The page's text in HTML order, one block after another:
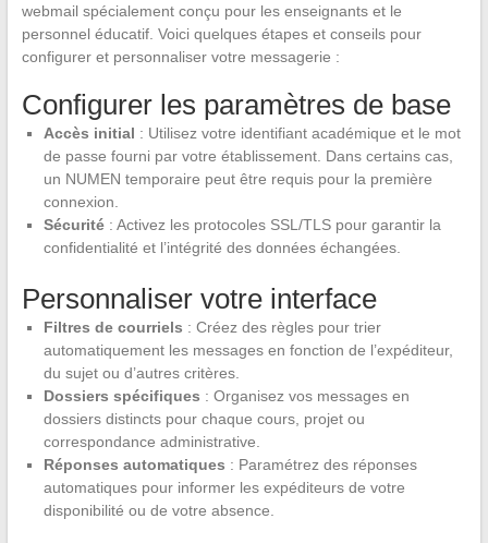
webmail spécialement conçu pour les enseignants et le
personnel éducatif. Voici quelques étapes et conseils pour
configurer et personnaliser votre messagerie :
Configurer les paramètres de base
Accès initial : Utilisez votre identifiant académique et le mot
de passe fourni par votre établissement. Dans certains cas,
un NUMEN temporaire peut être requis pour la première
connexion.
Sécurité: Activez les protocoles SSL/TLS pour garantir la
confidentialité et l’intégrité des données échangées.
Personnaliser votre interface
Filtres de courriels : Créez des règles pour trier
automatiquement les messages en fonction de l’expéditeur,
du sujet ou d’autres critères.
Dossiers spécifiques : Organisez vos messages en
dossiers distincts pour chaque cours, projet ou
correspondance administrative.
Réponses automatiques : Paramétrez des réponses
automatiques pour informer les expéditeurs de votre
disponibilité ou de votre absence.